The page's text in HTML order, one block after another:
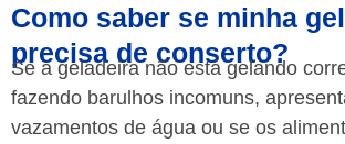
Como saber se minha
precisa de conserto?
Se a geladeira não está gelando
fazendo barulhos incomuns,
vazamentos de água ou se os